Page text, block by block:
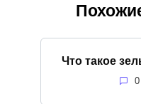
Что такое
0